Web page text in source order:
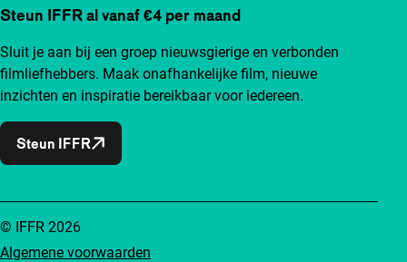
Steun IFFR al vanaf €4 per maand
Sluit je aan bij een groep nieuwsgierige en verbonden
filmliefhebbers. Maak onafhankelijke film, nieuwe
inzichten en inspiratie bereikbaar voor iedereen.
Steun IFFR
Algemene voorwaarden
© IFFR 2026